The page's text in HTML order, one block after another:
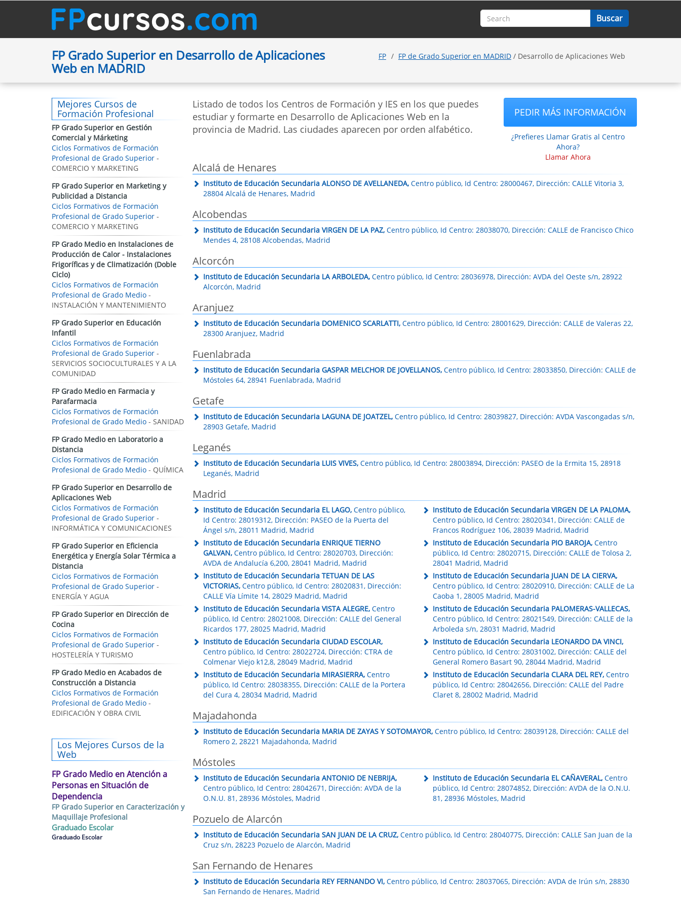
FP Grado Superior en Desarrollo de Aplicaciones
Web en MADRID
FP FP de Grado Superior en MADRID / Desarrollo de Aplicaciones Web
Listado de todos los Centros de Formación y IES en los que puedes
estudiar y formarte en Desarrollo de Aplicaciones Web en la
provincia de Madrid. Las ciudades aparecen por orden alfabético.
PEDIR MÁS INFORMACIÓN
¿Prefieres Llamar Gratis al Centro
Ahora?
Llamar Ahora
Alcalá de Henares
Instituto de Educación Secundaria ALONSO DE AVELLANEDA, Centro público, Id Centro: 28000467, Dirección: CALLE Vitoria 3,
28804 Alcalá de Henares, Madrid
Alcobendas
Instituto de Educación Secundaria VIRGEN DE LA PAZ, Centro público, Id Centro: 28038070, Dirección: CALLE de Francisco Chico
Mendes 4, 28108 Alcobendas, Madrid
Alcorcón
Instituto de Educación Secundaria LA ARBOLEDA, Centro público, Id Centro: 28036978, Dirección: AVDA del Oeste s/n, 28922
Alcorcón, Madrid
Aranjuez
Instituto de Educación Secundaria DOMENICO SCARLATTI, Centro público, Id Centro: 28001629, Dirección: CALLE de Valeras 22,
28300 Aranjuez, Madrid
Fuenlabrada
Instituto de Educación Secundaria GASPAR MELCHOR DE JOVELLANOS, Centro público, Id Centro: 28033850, Dirección: CALLE de
Móstoles 64, 28941 Fuenlabrada, Madrid
Getafe
Instituto de Educación Secundaria LAGUNA DE JOATZEL, Centro público, Id Centro: 28039827, Dirección: AVDA Vascongadas s/n,
28903 Getafe, Madrid
Leganés
Instituto de Educación Secundaria LUIS VIVES, Centro público, Id Centro: 28003894, Dirección: PASEO de la Ermita 15, 28918
Leganés, Madrid
Madrid
Instituto de Educación Secundaria EL LAGO,Centro público,
Id Centro: 28019312, Dirección: PASEO de la Puerta del
Ángel s/n, 28011 Madrid, Madrid
Instituto de Educación Secundaria VIRGEN DE LA PALOMA,
Centro público, Id Centro: 28020341, Dirección: CALLE de
Francos Rodríguez 106, 28039 Madrid, Madrid
Instituto de Educación Secundaria ENRIQUE TIERNO
GALVAN,Centro público, Id Centro: 28020703, Dirección:
AVDA de Andalucía 6,200, 28041 Madrid, Madrid
Instituto de Educación Secundaria PIO BAROJA, Centro
público, Id Centro: 28020715, Dirección: CALLE de Tolosa 2,
28041 Madrid, Madrid
Instituto de Educación Secundaria TETUAN DE LAS
VICTORIAS,Centro público, Id Centro: 28020831, Dirección:
CALLE Vía Límite 14, 28029 Madrid, Madrid
Instituto de Educación Secundaria JUAN DE LA CIERVA,
Centro público, Id Centro: 28020910, Dirección: CALLE de La
Caoba 1, 28005 Madrid, Madrid
Instituto de Educación Secundaria VISTA ALEGRE,Centro
público, Id Centro: 28021008, Dirección: CALLE del General
Ricardos 177, 28025 Madrid, Madrid
Instituto de Educación Secundaria PALOMERAS-VALLECAS,
Centro público, Id Centro: 28021549, Dirección: CALLE de la
Arboleda s/n, 28031 Madrid, Madrid
Instituto de Educación Secundaria CIUDAD ESCOLAR,
Centro público, Id Centro: 28022724, Dirección: CTRA de
Colmenar Viejo k12,8, 28049 Madrid, Madrid
Instituto de Educación Secundaria LEONARDO DA VINCI,
Centro público, Id Centro: 28031002, Dirección: CALLE del
General Romero Basart 90, 28044 Madrid, Madrid
Instituto de Educación Secundaria MIRASIERRA,Centro
público, Id Centro: 28038355, Dirección: CALLE de la Portera
del Cura 4, 28034 Madrid, Madrid
Instituto de Educación Secundaria CLARA DEL REY, Centro
público, Id Centro: 28042656, Dirección: CALLE del Padre
Claret 8, 28002 Madrid, Madrid
Majadahonda
Instituto de Educación Secundaria MARIA DE ZAYAS Y SOTOMAYOR, Centro público, Id Centro: 28039128, Dirección: CALLE del
Romero 2, 28221 Majadahonda, Madrid
Móstoles
Instituto de Educación Secundaria ANTONIO DE NEBRIJA,
Centro público, Id Centro: 28042671, Dirección: AVDA de la
O.N.U. 81, 28936 Móstoles, Madrid
Instituto de Educación Secundaria EL CAÑAVERAL, Centro
público, Id Centro: 28074852, Dirección: AVDA de la O.N.U.
81, 28936 Móstoles, Madrid
Pozuelo de Alarcón
Instituto de Educación Secundaria SAN JUAN DE LA CRUZ, Centro público, Id Centro: 28040775, Dirección: CALLE San Juan de la
Cruz s/n, 28223 Pozuelo de Alarcón, Madrid
San Fernando de Henares
Instituto de Educación Secundaria REY FERNANDO VI, Centro público, Id Centro: 28037065, Dirección: AVDA de Irún s/n, 28830
San Fernando de Henares, Madrid
Mejores Cursos de
Formación Profesional
FP Grado Superior en Gestión
Comercial y Márketing
Ciclos Formativos de Formación
Profesional de Grado Superior -
COMERCIO Y MARKETING
FP Grado Superior en Marketing y
Publicidad a Distancia
Ciclos Formativos de Formación
Profesional de Grado Superior -
COMERCIO Y MARKETING
FP Grado Medio en Instalaciones de
Producción de Calor - Instalaciones
Frigoríficas y de Climatización (Doble
Ciclo)
Ciclos Formativos de Formación
Profesional de Grado Medio -
INSTALACIÓN Y MANTENIMIENTO
FP Grado Superior en Educación
Infantil
Ciclos Formativos de Formación
Profesional de Grado Superior -
SERVICIOS SOCIOCULTURALES Y A LA
COMUNIDAD
FP Grado Medio en Farmacia y
Parafarmacia
Ciclos Formativos de Formación
Profesional de Grado Medio - SANIDAD
FP Grado Medio en Laboratorio a
Distancia
Ciclos Formativos de Formación
Profesional de Grado Medio - QUÍMICA
FP Grado Superior en Desarrollo de
Aplicaciones Web
Ciclos Formativos de Formación
Profesional de Grado Superior -
INFORMÁTICA Y COMUNICACIONES
FP Grado Superior en Eficiencia
Energética y Energía Solar Térmica a
Distancia
Ciclos Formativos de Formación
Profesional de Grado Superior -
ENERGÍA Y AGUA
FP Grado Superior en Dirección de
Cocina
Ciclos Formativos de Formación
Profesional de Grado Superior -
HOSTELERÍA Y TURISMO
FP Grado Medio en Acabados de
Construcción a Distancia
Ciclos Formativos de Formación
Profesional de Grado Medio -
EDIFICACIÓN Y OBRA CIVIL
Los Mejores Cursos de la
Web
FP Grado Medio en Atención a
Personas en Situación de
Dependencia
FP Grado Superior en Caracterización y
Maquillaje Profesional
Graduado Escolar
Graduado Escolar